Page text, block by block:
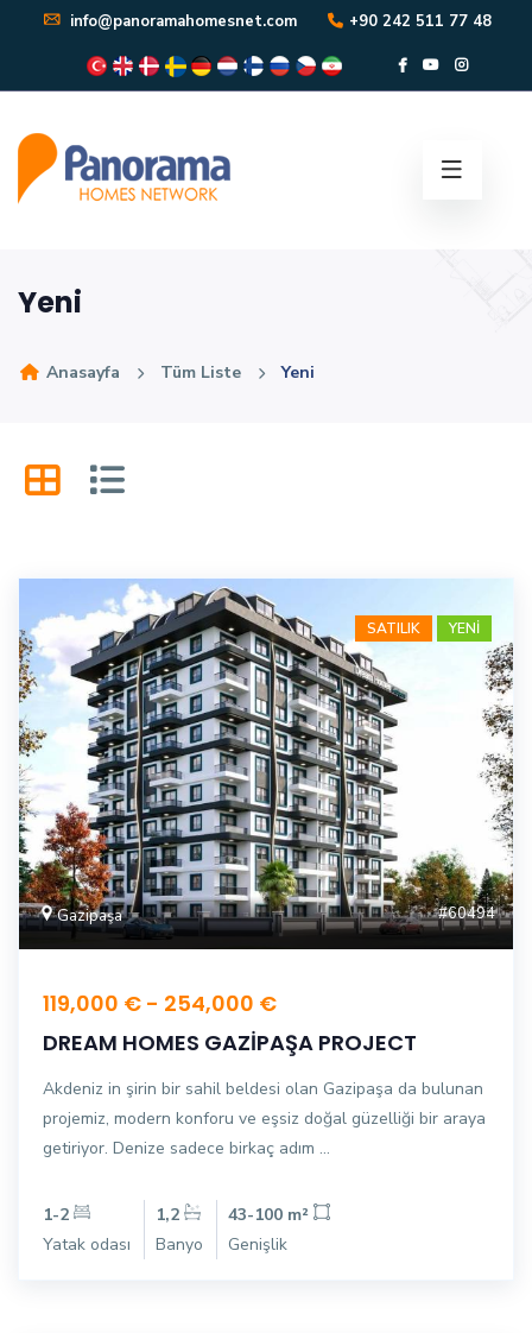
info@panoramahomesnet.com +90 242 511 77 48
Yeni
Anasayfa Tüm Liste Yeni
SATILIK YENİ
Gazipaşa #60494
119,000 € - 254,000 €
DREAM HOMES GAZİPAŞA PROJECT
Akdeniz in şirin bir sahil beldesi olan Gazipaşa da bulunan
projemiz, modern konforu ve eşsiz doğal güzelliği bir araya
getiriyor. Denize sadece birkaç adım ...
1-2
Yatak odası
1,2
Banyo
43-100 m²
Genişlik